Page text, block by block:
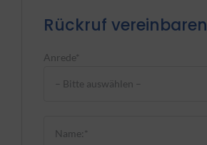
Rückruf vereinbaren
Anrede*